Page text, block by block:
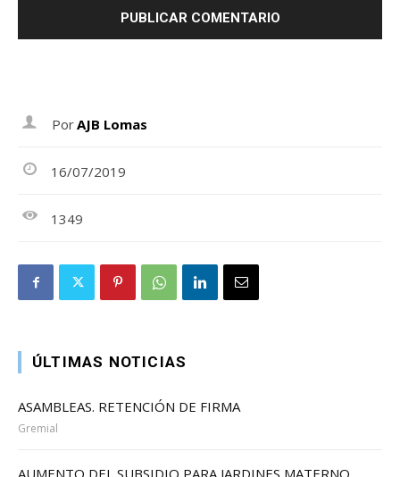
PorAJB Lomas
16/07/2019
1349
ÚLTIMAS NOTICIAS
ASAMBLEAS. RETENCIÓN DE FIRMA
Gremial